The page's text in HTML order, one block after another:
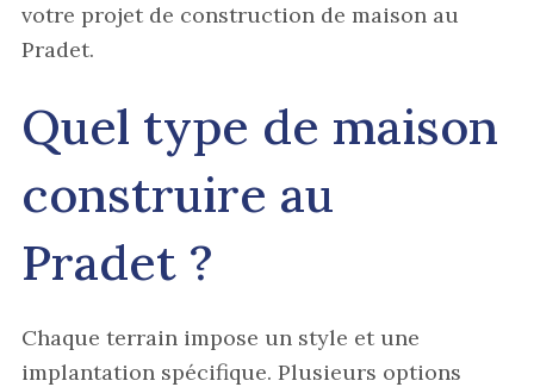
votre projet de construction de maison au
Pradet.
Quel type de maison
construire au
Pradet ?
Chaque terrain impose un style et une
implantation spécifique. Plusieurs options